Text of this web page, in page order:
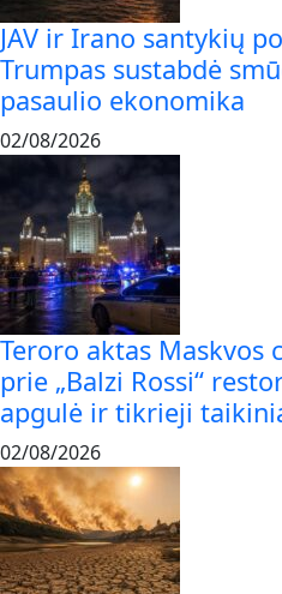
JAV ir Irano santykių
Trumpas sustabdė
pasaulio ekonomika
02/08/2026
Teroro aktas Maskvos
prie „Balzi Rossi“
apgulė ir tikrieji
02/08/2026